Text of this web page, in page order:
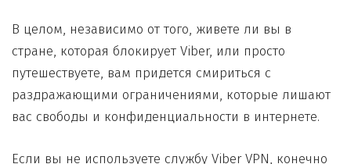
В целом, независимо от того, живете ли вы в
стране, которая блокирует Viber, или просто
путешествуете, вам придется смириться с
раздражающими ограничениями, которые лишают
вас свободы и конфиденциальности в интернете.
Если вы не используете службу Viber VPN, конечно